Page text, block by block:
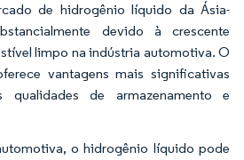
de hidrogênio líquido da Ásia-
devido à crescente
limpo na indústria automotiva. O
vantagens mais significativas
de armazenamento e
o hidrogênio líquido pode